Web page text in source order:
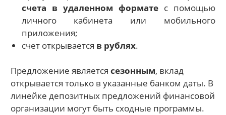
счета в удаленном форматес помощью
личного кабинета или мобильного
приложения;
счет открывается в рублях.
Предложение являетсясезонным, вклад
открывается только в указанные банком даты. В
линейке депозитных предложений финансовой
организации могут быть сходные программы.